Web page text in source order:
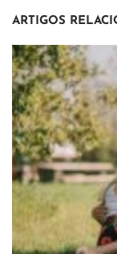
ARTIGOS